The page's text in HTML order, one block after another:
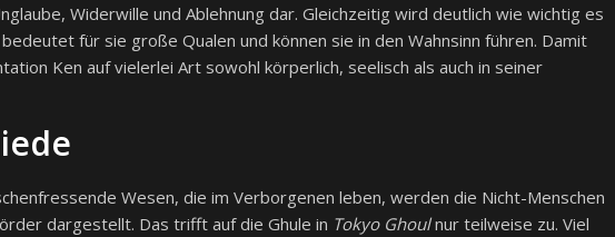
Widerwille und Ablehnung dar. Gleichzeitig wird deutlich wie wichtig es
für sie große Qualen und können sie in den Wahnsinn führen. Damit
Ken auf vielerlei Art sowohl körperlich, seelisch als auch in seiner
Wesen, die im Verborgenen leben, werden die Nicht-Menschen
dargestellt. Das trifft auf die Ghule in Tokyo Ghoulnur teilweise zu. Viel